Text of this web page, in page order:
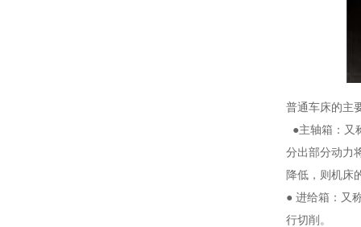
普通车床的主
●主轴箱：又
分出部分动力
降低，则机床
● 进给箱：又
行切削。